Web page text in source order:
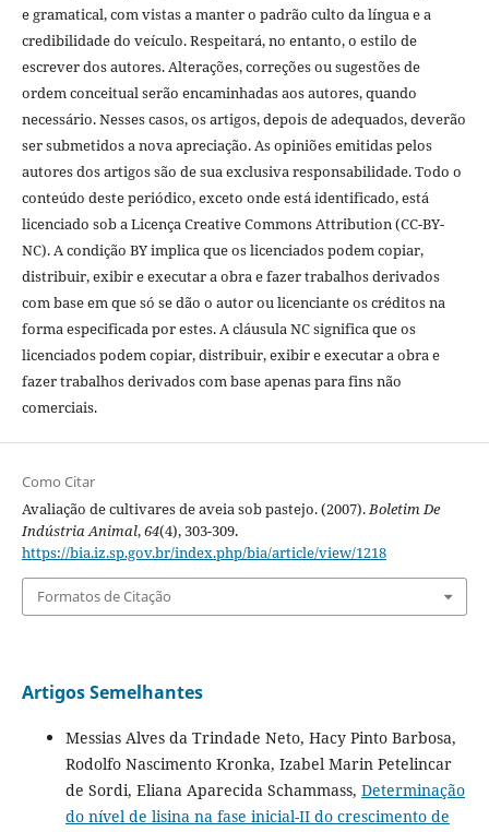
e gramatical, com vistas a manter o padrão culto da língua e a
credibilidade do veículo. Respeitará, no entanto, o estilo de
escrever dos autores. Alterações, correções ou sugestões de
ordem conceitual serão encaminhadas aos autores, quando
necessário. Nesses casos, os artigos, depois de adequados, deverão
ser submetidos a nova apreciação. As opiniões emitidas pelos
autores dos artigos são de sua exclusiva responsabilidade. Todo o
conteúdo deste periódico, exceto onde está identificado, está
licenciado sob a Licença Creative Commons Attribution (CC-BY-
NC). A condição BY implica que os licenciados podem copiar,
distribuir, exibir e executar a obra e fazer trabalhos derivados
com base em que só se dão o autor ou licenciante os créditos na
forma especificada por estes. A cláusula NC significa que os
licenciados podem copiar, distribuir, exibir e executar a obra e
fazer trabalhos derivados com base apenas para fins não
comerciais.
Como Citar
Avaliação de cultivares de aveia sob pastejo. (2007).Boletim De
Indústria Animal,64(4), 303-309.
https://bia.iz.sp.gov.br/index.php/bia/article/view/1218
Formatos de Citação
Artigos Semelhantes
Messias Alves da Trindade Neto, Hacy Pinto Barbosa,
Rodolfo Nascimento Kronka, Izabel Marin Petelincar
de Sordi, Eliana Aparecida Schammass, Determinação
do nível de lisina na fase inicial-II do crescimento de